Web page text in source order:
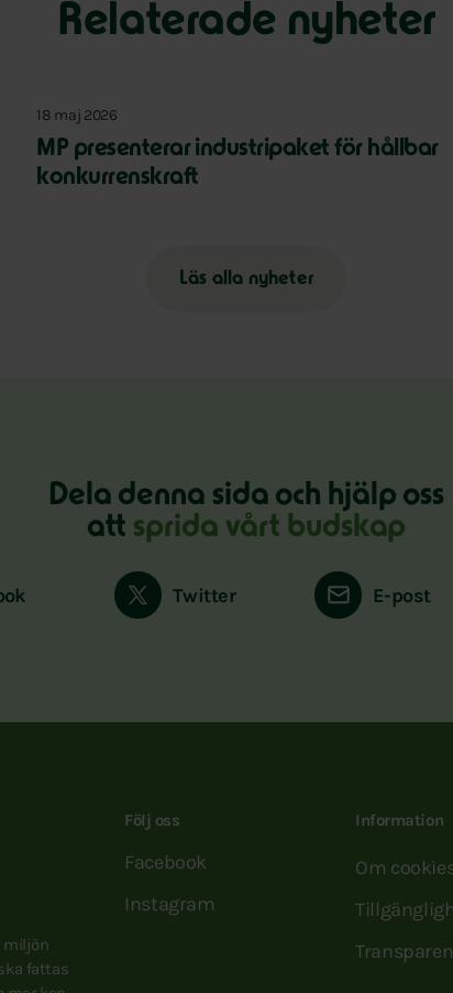
Relaterade nyheter
18 maj 2026
MP presenterar industripaket för hållbar
konkurrenskraft
Läs alla nyheter
Dela denna sida och hjälp oss
att sprida vårt budskap
Twitter E-post
miljön
fattas
Följ oss
Facebook
Instagram
Information
Om